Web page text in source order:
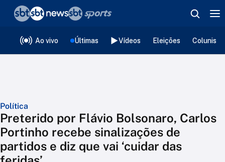
Ao vivo Últimas Vídeos Eleições
Política
Preterido por Flávio Bolsonaro, Carlos
Portinho recebe sinalizações de
partidos e diz que vai ‘cuidar das
❮voltar
Editorias